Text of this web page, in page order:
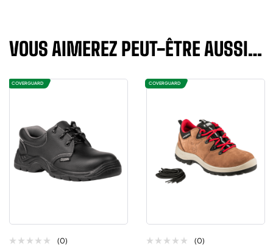
VOUS AIMEREZ PEUT-ÊTRE AUSSI…
COVERGUARD
(0)
COVERGUARD
(0)